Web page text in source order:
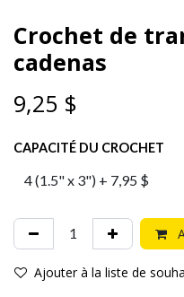
Crochet de
cadenas
9,25 $
CAPACITÉ DU CROCHET
Ajouter à la liste de